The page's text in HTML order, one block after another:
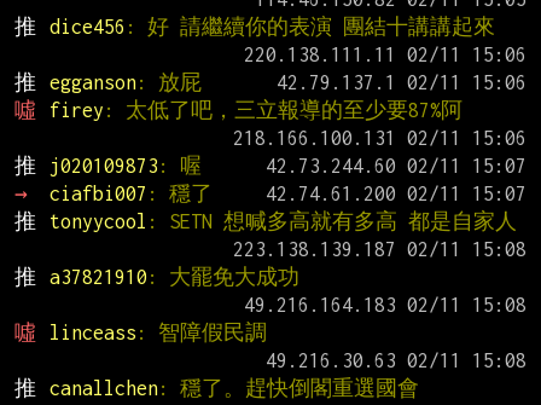
推
dice456 : 好 請繼續你的表演 團結十講講起來
推
egganson: 放屁
噓
firey : 太低了吧，三立報導的至少要87%阿
推
j020109873 : 喔
→
ciafbi007 : 穩了
推
tonyycool : SETN 想喊多高就有多高 都是自家人
推
a37821910 : 大罷免大成功
噓
linceass : 智障假民調
推
canallchen: 穩了。趕快倒閣重選國會